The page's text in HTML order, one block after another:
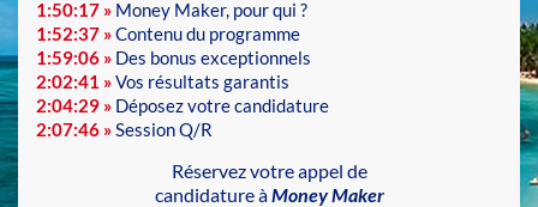
1:50:17 » Money Maker, pour qui ?
1:52:37 »Contenu du programme
1:59:06 » Des bonus exceptionnels
2:02:41 »Vos résultats garantis
2:04:29 » Déposez votre candidature
2:07:46 »Session Q/R
Réservez votre appel de
candidature àMoney Maker